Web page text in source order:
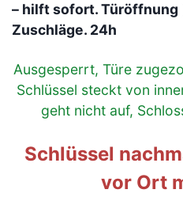
– hilft sofort.
Zuschläge. 24h
Ausgesperrt, Türe
Schlüssel steckt von
geht nicht auf,
Schlüssel
vor Ort